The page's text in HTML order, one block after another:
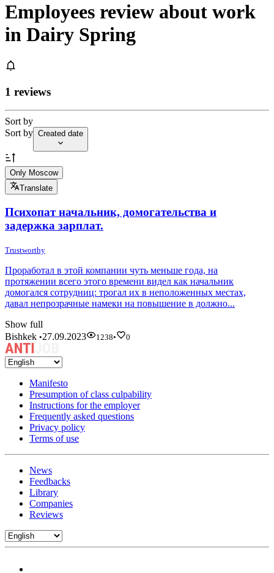
Employees review about work
in Dairy Spring
1 reviews
Sort by
Sort by Created date
Only Moscow
Translate
Психопат начальник, домогательства и
задержка зарплат.
Trustworthy
Проработал в этой компании чуть меньше года, на
протяжении всего этого времени видел как начальник
домогался сотрудниц: трогал их в неположенных местах,
давал непрозрачные намеки на повышение в должно...
Show full
Bishkek •27.09.2023 1238• 0
Manifesto
Presumption of class culpability
Instructions for the employer
Frequently asked questions
Privacy policy
Terms of use
News
Feedbacks
Library
Companies
Reviews